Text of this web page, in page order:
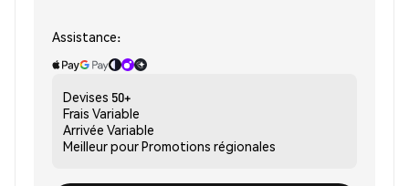
Assistance:
Devises 50+
Frais Variable
Arrivée Variable
Meilleur pourPromotions régionales